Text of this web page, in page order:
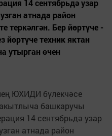
14 сентябрьдә узар
атнада район
теркәлгән. Бер йөртүче -
йөртүче техник яктан
утырган өчен
ЮХИДИ бүлекчәсе
башкаручы
14 сентябрьдә узар
атнада район